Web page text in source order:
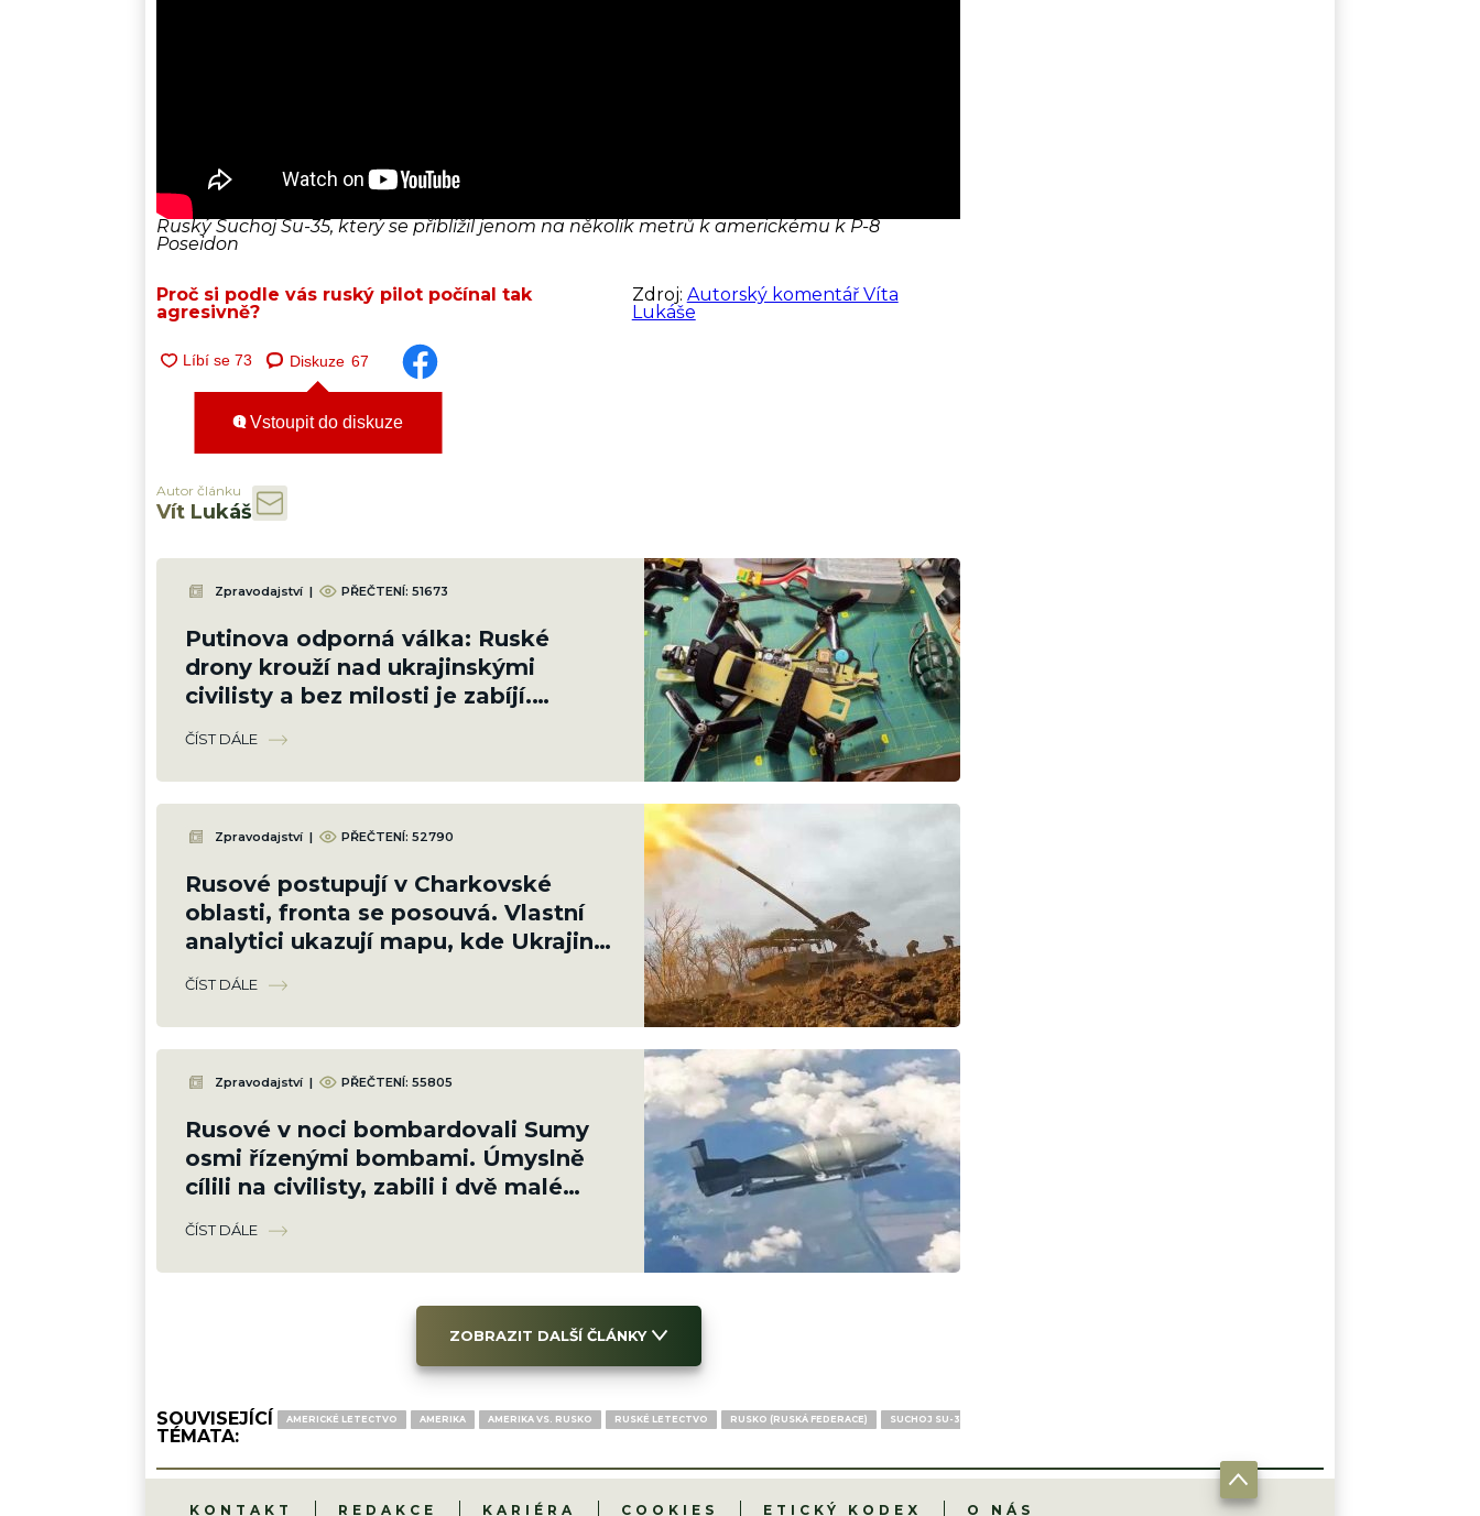
Ruský Suchoj Su-35, který se přiblížil jenom na několik metrů k americkému k P-8
Poseidon
Proč si podle vás ruský pilot počínal tak
agresivně?
Zdroj: Autorský komentář Víta
Lukáše
Diskuze 67
Vstoupit do diskuze
Autor článku
Vít Lukáš
Zpravodajství | PŘEČTENÍ: 51673
Putinova odporná válka: Ruské
drony krouží nad ukrajinskými
civilisty a bez milosti je zabíjí.
Bezmála 1 000 mrtvých, z toho 179
ČÍST DÁLE
Zpravodajství | PŘEČTENÍ: 52790
Rusové postupují v Charkovské
oblasti, fronta se posouvá. Vlastní
analytici ukazují mapu, kde Ukrajinci
ztrácejí pozice
ČÍST DÁLE
Zpravodajství | PŘEČTENÍ: 55805
Rusové v noci bombardovali Sumy
osmi řízenými bombami. Úmyslně
cílili na civilisty, zabili i dvě malé
holčičky
ČÍST DÁLE
ZOBRAZIT DALŠÍ ČLÁNKY
SOUVISEJÍCÍ
TÉMATA:
AMERICKÉ LETECTVO AMERIKA AMERIKA VS. RUSKO RUSKÉ LETECTVO RUSKO (RUSKÁ FEDERACE) SUCHOJ SU-35 FLANKER-E
KONTAKT REDAKCE KARIÉRA COOKIES ETICKÝ KODEX O NÁS